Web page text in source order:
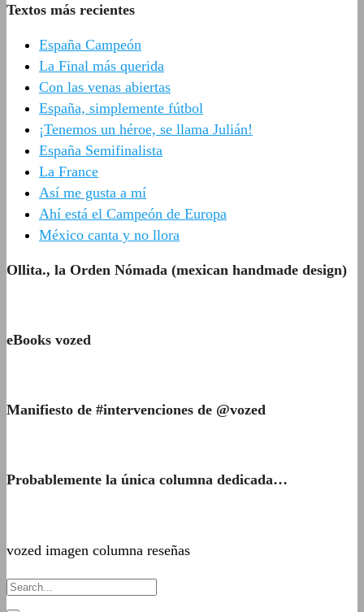
Textos más recientes
España Campeón
La Final más querida
Con las venas abiertas
España, simplemente fútbol
¡Tenemos un héroe, se llama Julián!
España Semifinalista
La France
Así me gusta a mí
Ahí está el Campeón de Europa
México canta y no llora
Ollita., la Orden Nómada (mexican handmade design)
eBooks vozed
Manifiesto de #intervenciones de @vozed
Probablemente la única columna dedicada…
vozed imagen columna reseñas